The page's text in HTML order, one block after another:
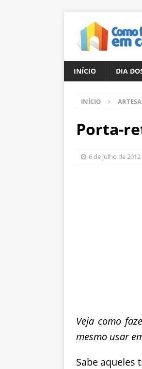
INÍCIO DIA
INÍCIO
Porta-
6 de julho de 2012
Veja como
mesmo usar
Sabe aqueles